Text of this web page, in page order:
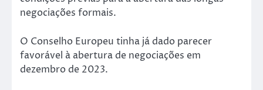
negociações formais.
O Conselho Europeu tinha já dado parecer
favorável à abertura de negociações em
dezembro de 2023.